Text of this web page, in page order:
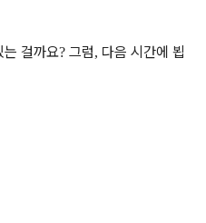
는 걸까요? 그럼, 다음 시간에 뵙